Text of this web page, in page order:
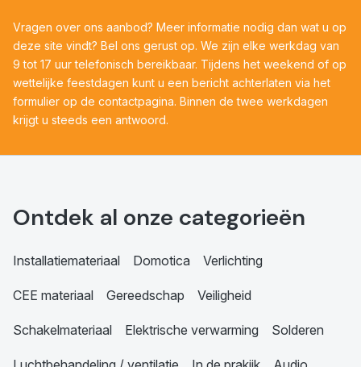
Vragen over ons aanbod? Meer informatie nodig dan wat u op
deze site vindt? Bel ons gerust op. We zijn elke werkdag van
9 tot 17 uur telefonisch bereikbaar. Tijdens het weekend of op
wettelijke feestdagen kunt u een bericht achterlaten via het
formulier op de contactpagina. Binnen de twee werkdagen
krijgt u steeds een antwoord.
Ontdek al onze categorieën
Installatiemateriaal Domotica Verlichting
CEE materiaal Gereedschap Veiligheid
Schakelmateriaal Elektrische verwarming Solderen